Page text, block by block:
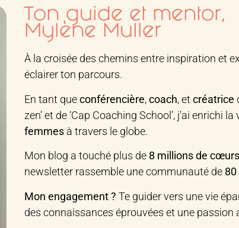
Ton guide et mentor,
Mylène Muller
À la croisée des chemins entre inspiration et
éclairer ton parcours.
En tant queconférencière,coach, et créatrice
zen’ et de ‘Cap Coaching School’, j’ai enrichi
femmes à travers le globe.
Mon blog a touché plus de 8 millions de
newsletter rassemble une communauté de
Mon engagement ? Te guider vers une vie
des connaissances éprouvées et une passion